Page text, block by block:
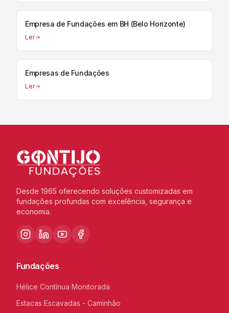
Empresa de Fundações em BH (Belo Horizonte)
Ler
Empresas de Fundações
Ler
Desde 1965 oferecendo soluções customizadas em
fundações profundas com excelência, segurança e
economia.
Fundações
Hélice Contínua Monitorada
Estacas Escavadas - Caminhão